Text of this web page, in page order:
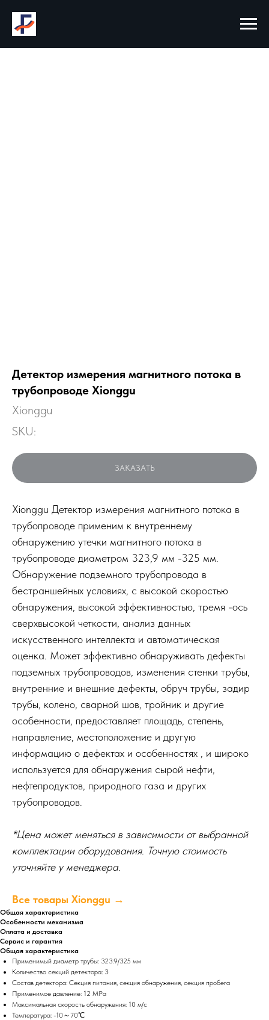
Детектор измерения магнитного потока в
трубопроводе Xionggu
Xionggu
SKU:
ЗАКАЗАТЬ
Xionggu Детектор измерения магнитного потока в
трубопроводе применим к внутреннему
обнаружению утечки магнитного потока в
трубопроводе диаметром 323,9 мм -325 мм.
Обнаружение подземного трубопровода в
бестраншейных условиях, с высокой скоростью
обнаружения, высокой эффективностью, тремя -ось
сверхвысокой четкости, анализ данных
искусственного интеллекта и автоматическая
оценка. Может эффективно обнаруживать дефекты
подземных трубопроводов, изменения стенки трубы,
внутренние и внешние дефекты, обруч трубы, задир
трубы, колено, сварной шов, тройник и другие
особенности, предоставляет площадь, степень,
направление, местоположение и другую
информацию о дефектах и ​​особенностях , и широко
используется для обнаружения сырой нефти,
нефтепродуктов, природного газа и других
трубопроводов.
*Цена может меняться в зависимости от выбранной
комплектации оборудования. Точную стоимость
уточняйте у менеджера.
Все товары Xionggu →
Общая характеристика
Особенности механизма
Оплата и доставка
Сервис и гарантия
Общая характеристика
Применимый диаметр трубы: 323.9/325 мм
Количество секций детектора: 3
Состав детектора: Секция питания, секция обнаружения, секция пробега
Применимое давление: 12 МPа
Максимальная скорость обнаружения: 10 м/с
Температура: -10～70℃